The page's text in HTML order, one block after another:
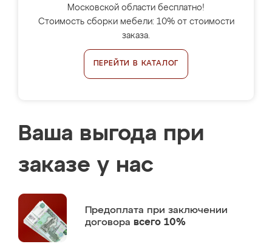
Московской области бесплатно!
Стоимость сборки мебели: 10% от стоимости
заказа.
ПЕРЕЙТИ В КАТАЛОГ
Ваша выгода при
заказе у нас
Предоплата при заключении
договора всего 10%